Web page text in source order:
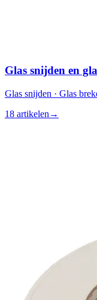
Glas snijden en
Glas snijden · Glas
18 artikelen →